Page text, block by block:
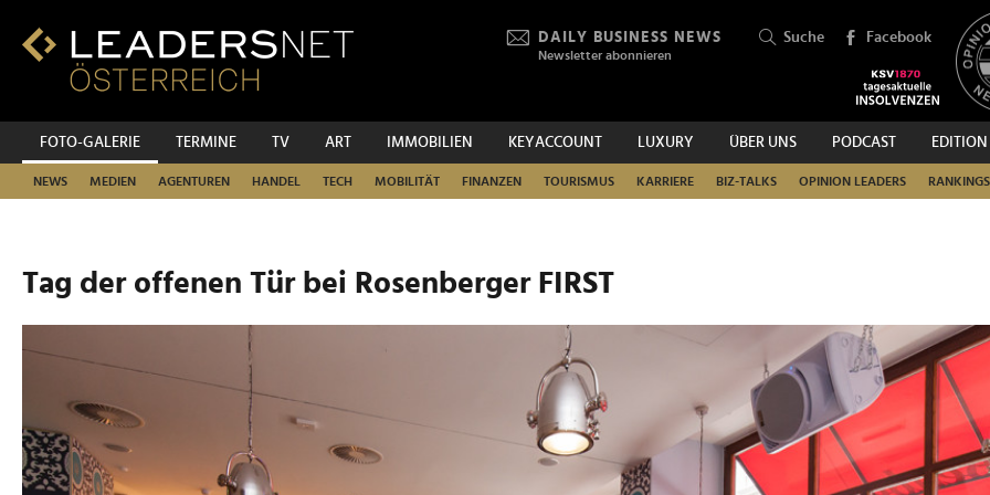
Inhalt
Fußzeilen-
Hauptnavigation
DAILY BUSINESS NEWS
Newsletter abonnieren
Suche Facebook
FOTO-GALERIE TERMINE TV ART IMMOBILIEN KEYACCOUNT LUXURY ÜBER UNS PODCAST EDITION
NEWS MEDIEN AGENTUREN HANDEL TECH MOBILITÄT FINANZEN TOURISMUS KARRIERE BIZ-TALKS OPINION LEADERS RANKINGS
SUCHEN
Tag der offenen Tür bei Rosenberger FIRST